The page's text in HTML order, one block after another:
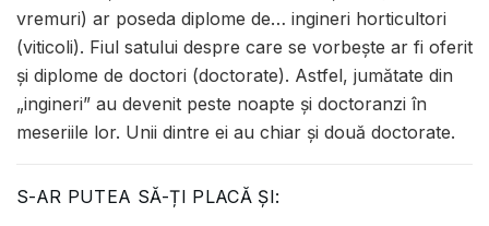
vremuri) ar poseda diplome de… ingineri horticultori
(viticoli). Fiul satului despre care se vorbește ar fi oferit
și diplome de doctori (doctorate). Astfel, jumătate din
„ingineri” au devenit peste noapte și doctoranzi în
meseriile lor. Unii dintre ei au chiar și două doctorate.
S-AR PUTEA SĂ-ȚI PLACĂ ȘI: